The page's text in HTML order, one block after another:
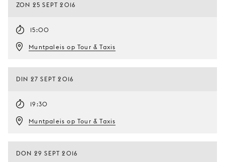
ZON 25 SEPT 2016
15:00
Muntpaleis op Tour & Taxis
DIN 27 SEPT 2016
19:30
Muntpaleis op Tour & Taxis
DON 29 SEPT 2016